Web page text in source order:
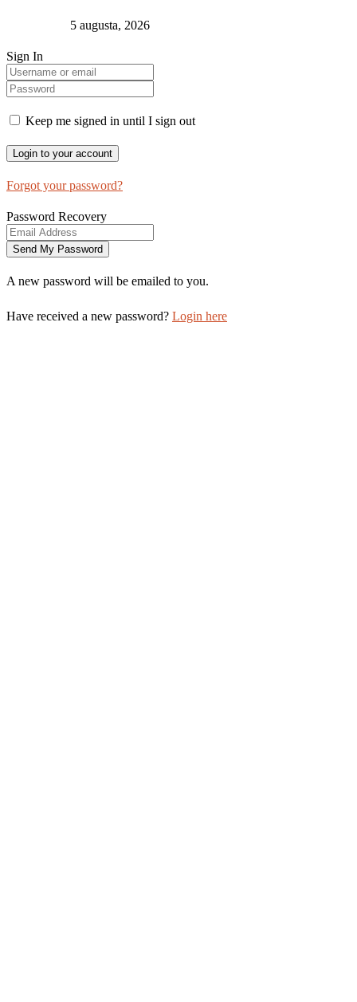
5 augusta, 2026
Sign In
Keep me signed in until I sign out
Forgot your password?
Password Recovery
A new password will be emailed to you.
Have received a new password? Login here